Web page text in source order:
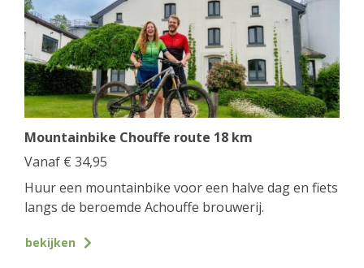
Mountainbike Chouffe route 18 km
Vanaf € 34,95
Huur een mountainbike voor een halve dag en fiets
langs de beroemde Achouffe brouwerij.
bekijken